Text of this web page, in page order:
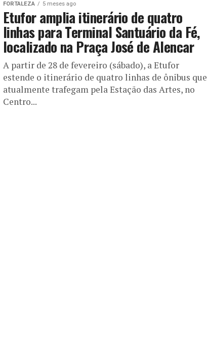
FORTALEZA 5 meses ago
Etufor amplia itinerário de quatro
linhas para Terminal Santuário da Fé,
localizado na Praça José de Alencar
A partir de 28 de fevereiro (sábado), a Etufor
estende o itinerário de quatro linhas de ônibus que
atualmente trafegam pela Estação das Artes, no
Centro...